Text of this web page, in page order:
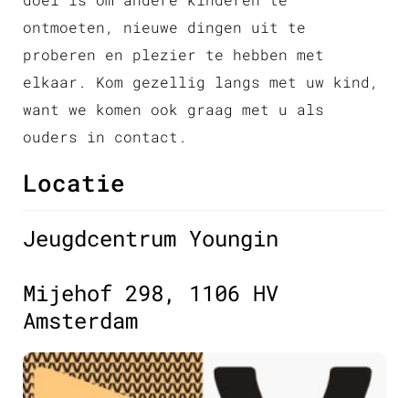
ontmoeten, nieuwe dingen uit te
proberen en plezier te hebben met
elkaar. Kom gezellig langs met uw kind,
want we komen ook graag met u als
ouders in contact.
Locatie
Jeugdcentrum Youngin
Mijehof 298, 1106 HV
Amsterdam